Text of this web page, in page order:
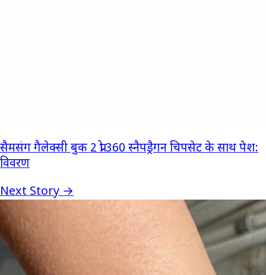
सैमसंग गैलेक्सी बुक 2 प्रो 360 स्नैपड्रैगन चिपसेट के साथ पेश:
विवरण
Next Story →